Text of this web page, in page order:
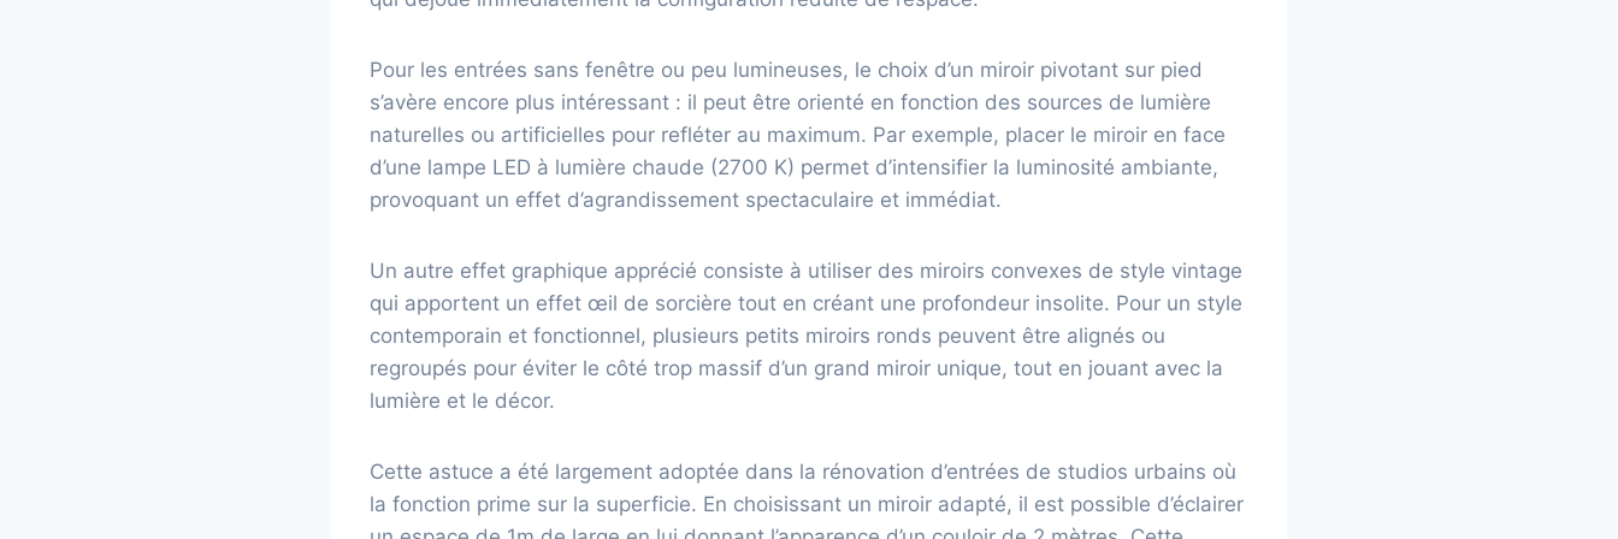
Pour les entrées sans fenêtre ou peu lumineuses, le choix d’un miroir pivotant sur pied
s’avère encore plus intéressant : il peut être orienté en fonction des sources de lumière
naturelles ou artificielles pour refléter au maximum. Par exemple, placer le miroir en face
d’une lampe LED à lumière chaude (2700 K) permet d’intensifier la luminosité ambiante,
provoquant un effet d’agrandissement spectaculaire et immédiat.
Un autre effet graphique apprécié consiste à utiliser des miroirs convexes de style vintage
qui apportent un effet œil de sorcière tout en créant une profondeur insolite. Pour un style
contemporain et fonctionnel, plusieurs petits miroirs ronds peuvent être alignés ou
regroupés pour éviter le côté trop massif d’un grand miroir unique, tout en jouant avec la
lumière et le décor.
Cette astuce a été largement adoptée dans la rénovation d’entrées de studios urbains où
la fonction prime sur la superficie. En choisissant un miroir adapté, il est possible d’éclairer